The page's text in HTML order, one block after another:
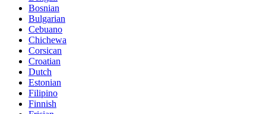
Bosnian
Bulgarian
Cebuano
Chichewa
Corsican
Croatian
Dutch
Estonian
Filipino
Finnish